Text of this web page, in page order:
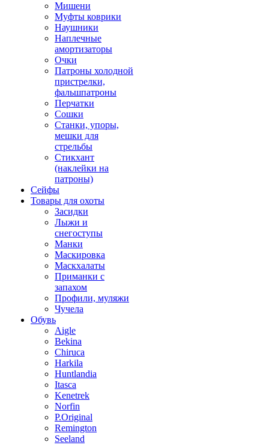
Мишени
Муфты коврики
Наушники
Наплечные
амортизаторы
Очки
Патроны холодной
пристрелки,
фальшпатроны
Перчатки
Сошки
Станки, упоры,
мешки для
стрельбы
Стикхант
(наклейки на
патроны)
Сейфы
Товары для охоты
Засидки
Лыжи и
снегоступы
Манки
Маскировка
Маскхалаты
Приманки с
запахом
Профили, муляжи
Чучела
Обувь
Aigle
Bekina
Chiruсa
Harkila
Huntlandia
Itasca
Kenetrek
Norfin
P.Original
Remington
Seeland